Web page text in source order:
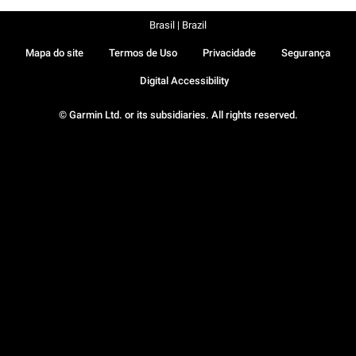
© Garmin Ltd. or its subsidiaries. All rights reserved.
Mapa do site Termos de Uso Privacidade Segurança
Digital Accessibility
Brasil | Brazil